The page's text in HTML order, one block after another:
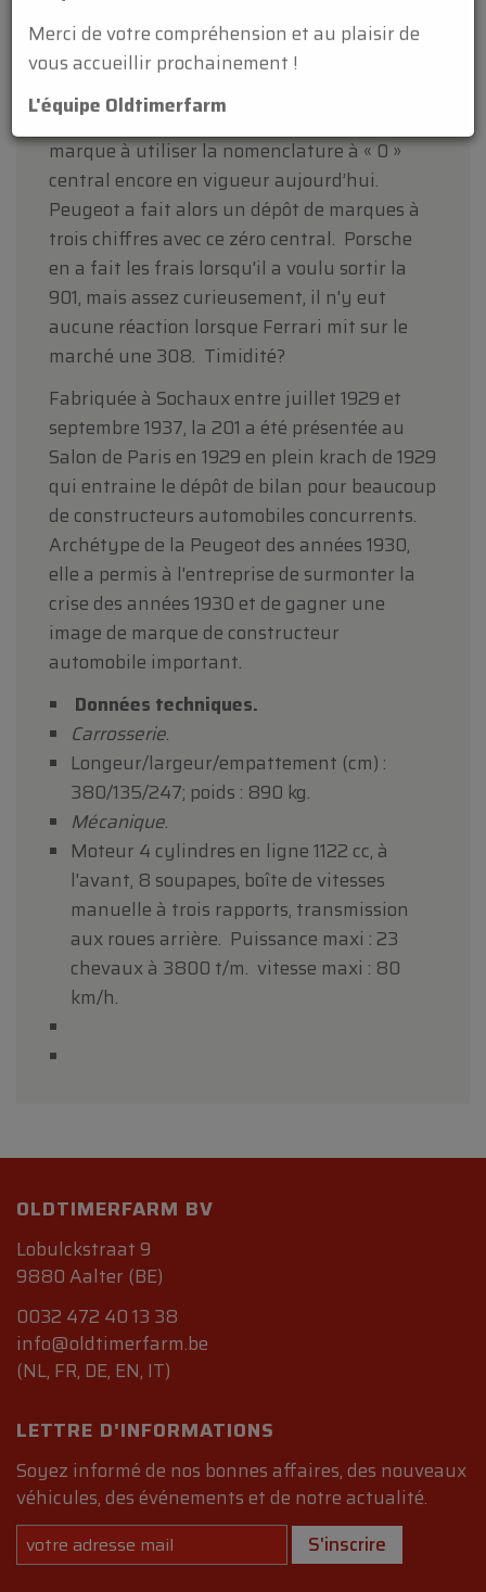
La Peugeot 201 fut produite de 1929 à 1937.
Première voiture française à être équipée de
roues avant indépendantes, elle est
également la première automobile de la
marque à utiliser la nomenclature à « 0 »
central encore en vigueur aujourd’hui.
Peugeot a fait alors un dépôt de marques à
trois chiffres avec ce zéro central. Porsche
en a fait les frais lorsqu'il a voulu sortir la
901, mais assez curieusement, il n'y eut
aucune réaction lorsque Ferrari mit sur le
marché une 308. Timidité?
Fabriquée à Sochaux entre juillet 1929 et
septembre 1937, la 201 a été présentée au
Salon de Paris en 1929 en plein krach de 1929
qui entraine le dépôt de bilan pour beaucoup
de constructeurs automobiles concurrents.
Archétype de la Peugeot des années 1930,
elle a permis à l'entreprise de surmonter la
crise des années 1930 et de gagner une
image de marque de constructeur
automobile important.
Données techniques.
Carrosserie.
Longeur/largeur/empattement (cm) :
380/135/247; poids : 890 kg.
Mécanique.
Moteur 4 cylindres en ligne 1122 cc, à
l'avant, 8 soupapes, boîte de vitesses
manuelle à trois rapports, transmission
aux roues arrière. Puissance maxi : 23
chevaux à 3800 t/m. vitesse maxi : 80
km/h.
OLDTIMERFARM BV
Lobulckstraat 9
9880 Aalter (BE)
0032 472 40 13 38
info@oldtimerfarm.be
(NL, FR, DE, EN, IT)
LETTRE D'INFORMATIONS
Soyez informé de nos bonnes affaires, des nouveaux
véhicules, des événements et de notre actualité.
S'inscrire
uniquement sur rendez-vous.
Merci de votre compréhension et au plaisir de
vous accueillir prochainement !
L'équipe Oldtimerfarm